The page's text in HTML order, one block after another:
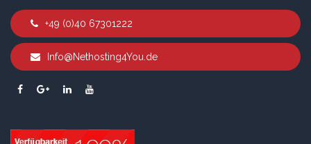
+49 (0)40 67301222
Info@Nethosting4You.de